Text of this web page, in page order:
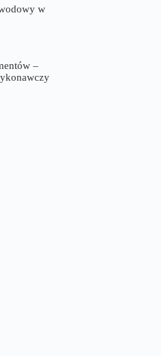
w
–